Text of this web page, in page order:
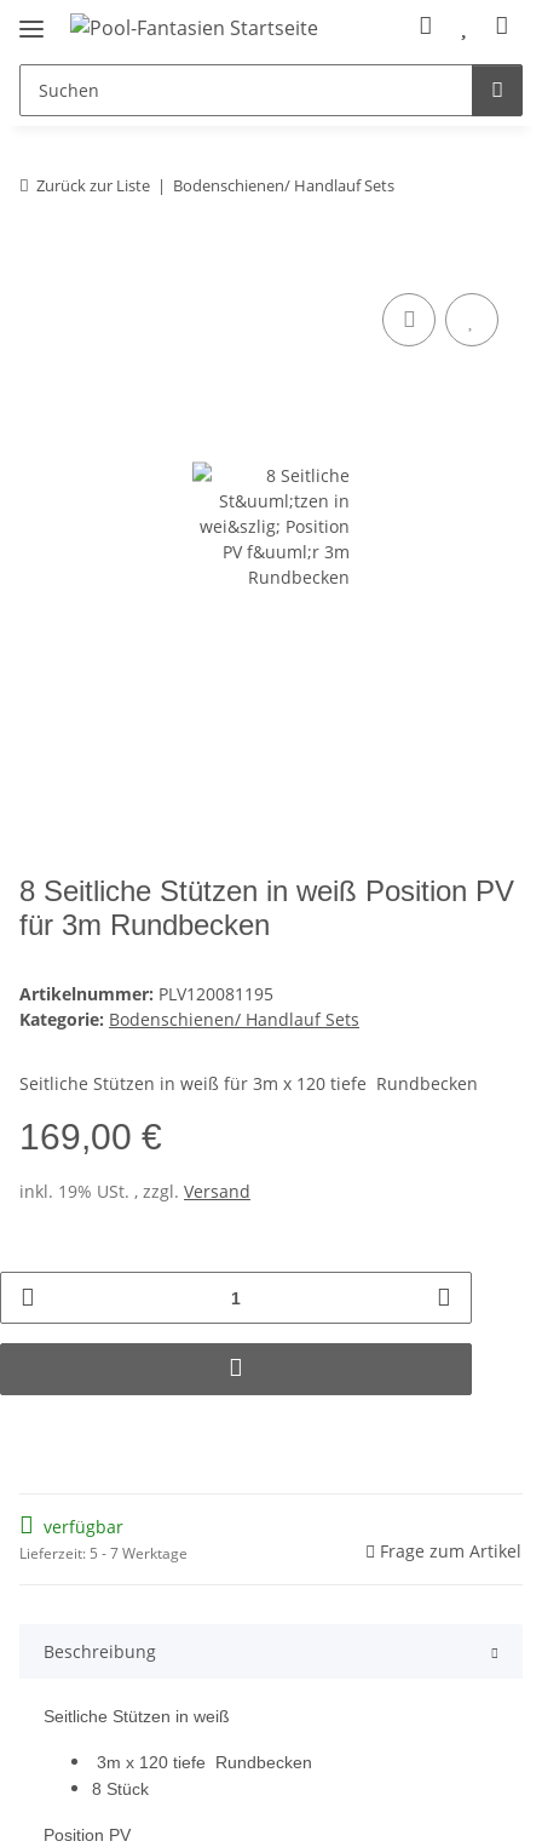
Zurück zur Liste Bodenschienen/ Handlauf Sets
8 Seitliche Stützen in weiß Position PV
für 3m Rundbecken
Artikelnummer: PLV120081195
Kategorie: Bodenschienen/ Handlauf Sets
Seitliche Stützen in weiß für 3m x 120 tiefe Rundbecken
169,00 €
inkl. 19% USt. , zzgl. Versand
verfügbar
Lieferzeit: 5 - 7 Werktage Frage zum Artikel
Beschreibung
Seitliche Stützen in weiß
3m x 120 tiefe Rundbecken
8 Stück
Position PV